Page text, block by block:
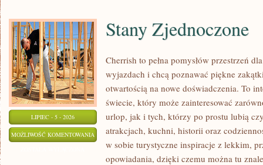
LIPIEC - 5 - 2026
MOŻLIWOŚĆ KOMENTOWANIA STANY
ZJEDNOCZONE
Stany Zjednoczone
Cherrish to pełna pomysłów przestrzeń
wyjazdach i chcą poznawać piękne
otwartością na nowe doświadczenia. To
świecie, który może zainteresować
urlop, jak i tych, którzy po prostu lubią
atrakcjach, kuchni, historii oraz
w sobie turystyczne inspiracje z lekkim,
opowiadania, dzięki czemu można tu